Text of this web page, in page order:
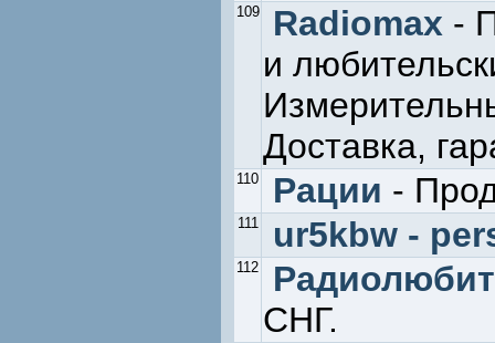
109 Radiomax -
и
Доставка,
110 Рации -
111 ur5kbw -
112
СНГ.